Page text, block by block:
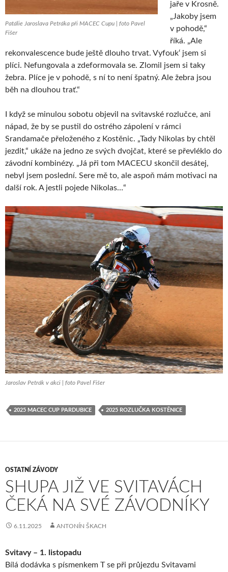
Patálie Jaroslava Petráka při MACEC Cupu | foto Pavel
Fišer
jaře v Krosně.
„Jakoby jsem
v pohodě,“
říká. „Ale
rekonvalescence bude ještě dlouho trvat. Vyfouk‘ jsem si
plíci. Nefungovala a zdeformovala se. Zlomil jsem si taky
žebra. Plíce je v pohodě, s ní to není špatný. Ale žebra jsou
běh na dlouhou trať.“
I když se minulou sobotu objevil na svitavské rozlučce, ani
nápad, že by se pustil do ostrého zápolení v rámci
Srandamače přeloženého z Kostěnic. „Tady Nikolas by chtěl
jezdit,“ ukáže na jedno ze svých dvojčat, které se převléklo do
závodní kombinézy. „Já při tom MACECU skončil desátej,
nebyl jsem poslední. Sere mě to, ale aspoň mám motivaci na
další rok. A jestli pojede Nikolas…“
Jaroslav Petrák v akci | foto Pavel Fišer
2025 MACEC CUP PARDUBICE 2025 ROZLUČKA KOSTĚNICE
OSTATNÍ ZÁVODY
SHUPA JIŽ VE SVITAVÁCH
ČEKÁ NA SVÉ ZÁVODNÍKY
6.11.2025 ANTONÍN ŠKACH
Svitavy – 1. listopadu
Bílá dodávka s písmenkem T se při průjezdu Svitavami